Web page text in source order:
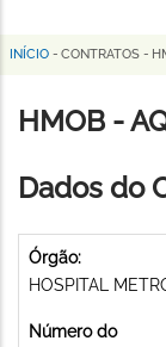
Trilha
de
INÍCIO - CONTRATOS -
HMOB -
Dados do
Órgão:
HOSPITAL
Número do